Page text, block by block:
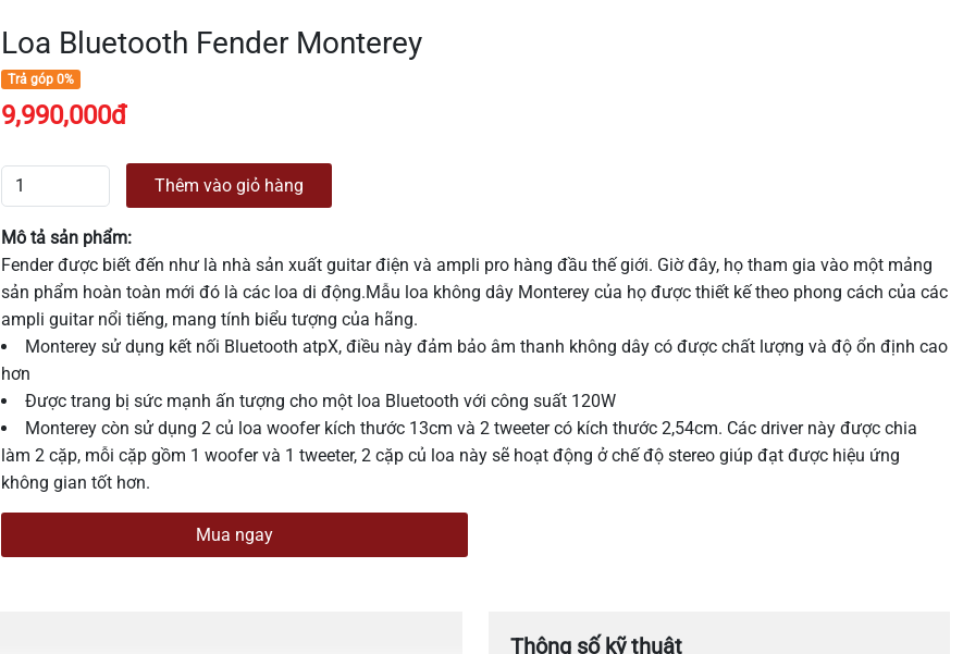
Loa Bluetooth Fender Monterey
Trả góp 0%
9,990,000đ
Thêm vào giỏ hàng
Mô tả sản phẩm:
Fender được biết đến như là nhà sản xuất guitar điện và ampli pro hàng đầu thế giới. Giờ đây, họ tham gia vào một mảng
sản phẩm hoàn toàn mới đó là các loa di động.Mẫu loa không dây Monterey của họ được thiết kế theo phong cách của các
ampli guitar nổi tiếng, mang tính biểu tượng của hãng.
Monterey sử dụng kết nối Bluetooth atpX, điều này đảm bảo âm thanh không dây có được chất lượng và độ ổn định cao
hơn
Được trang bị sức mạnh ấn tượng cho một loa Bluetooth với công suất 120W
Monterey còn sử dụng 2 củ loa woofer kích thước 13cm và 2 tweeter có kích thước 2,54cm. Các driver này được chia
làm 2 cặp, mỗi cặp gồm 1 woofer và 1 tweeter, 2 cặp củ loa này sẽ hoạt động ở chế độ stereo giúp đạt được hiệu ứng
không gian tốt hơn.
Mua ngay
Thông số kỹ thuật